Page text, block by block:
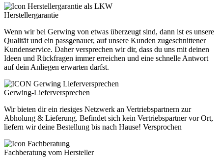
Herstellergarantie
Wenn wir bei Gerwing von etwas überzeugt sind, dann ist es unsere
Qualität und ein passgenauer, auf unsere Kunden zugeschnittener
Kundenservice. Daher versprechen wir dir, dass du uns mit deinen
Ideen und Rückfragen immer erreichen und eine schnelle Antwort
auf dein Anliegen erwarten darfst.
Gerwing-Lieferversprechen
Wir bieten dir ein riesiges Netzwerk an Vertriebspartnern zur
Abholung & Lieferung. Befindet sich kein Vertriebspartner vor Ort,
liefern wir deine Bestellung bis nach Hause! Versprochen
Fachberatung vom Hersteller